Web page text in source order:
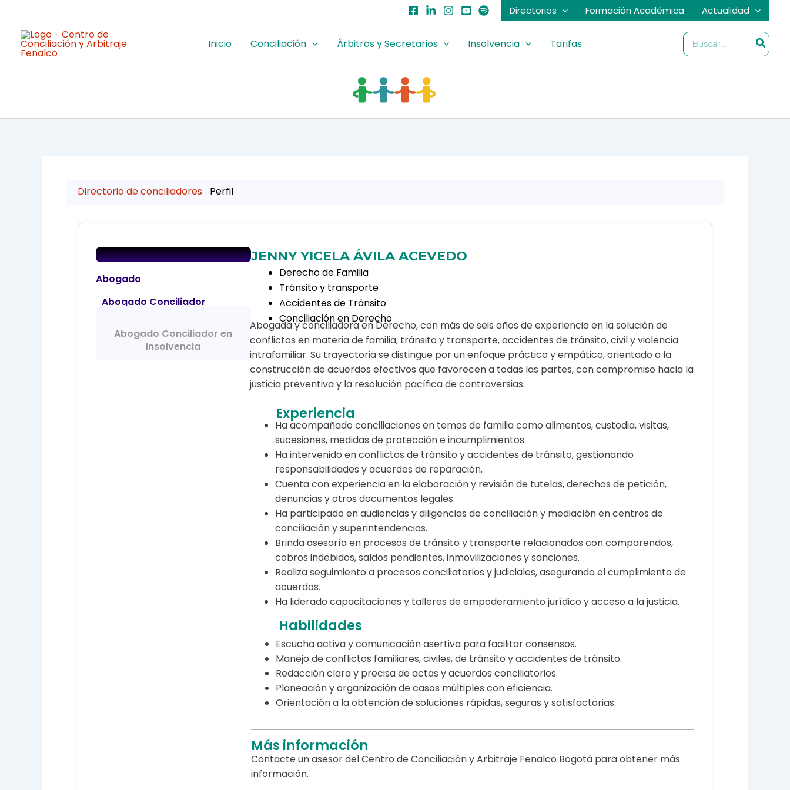
contenido
Directorios Formación Académica Actualidad
Inicio Conciliación Árbitros y Secretarios Insolvencia Tarifas
Buscar
por:
Directorio de conciliadores Perfil
Abogado
Abogado Conciliador
Abogado Conciliador en
Insolvencia
JENNY YICELA ÁVILA ACEVEDO
Derecho de Familia
Tránsito y transporte
Accidentes de Tránsito
Conciliación en Derecho
Abogada y conciliadora en Derecho, con más de seis años de experiencia en la solución de
conflictos en materia de familia, tránsito y transporte, accidentes de tránsito, civil y violencia
intrafamiliar. Su trayectoria se distingue por un enfoque práctico y empático, orientado a la
construcción de acuerdos efectivos que favorecen a todas las partes, con compromiso hacia la
justicia preventiva y la resolución pacífica de controversias.
Experiencia
Ha acompañado conciliaciones en temas de familia como alimentos, custodia, visitas,
sucesiones, medidas de protección e incumplimientos.
Ha intervenido en conflictos de tránsito y accidentes de tránsito, gestionando
responsabilidades y acuerdos de reparación.
Cuenta con experiencia en la elaboración y revisión de tutelas, derechos de petición,
denuncias y otros documentos legales.
Ha participado en audiencias y diligencias de conciliación y mediación en centros de
conciliación y superintendencias.
Brinda asesoría en procesos de tránsito y transporte relacionados con comparendos,
cobros indebidos, saldos pendientes, inmovilizaciones y sanciones.
Realiza seguimiento a procesos conciliatorios y judiciales, asegurando el cumplimiento de
acuerdos.
Ha liderado capacitaciones y talleres de empoderamiento jurídico y acceso a la justicia.
Habilidades
Escucha activa y comunicación asertiva para facilitar consensos.
Manejo de conflictos familiares, civiles, de tránsito y accidentes de tránsito.
Redacción clara y precisa de actas y acuerdos conciliatorios.
Planeación y organización de casos múltiples con eficiencia.
Orientación a la obtención de soluciones rápidas, seguras y satisfactorias.
Más información
Contacte un asesor del Centro de Conciliación y Arbitraje Fenalco Bogotá para obtener más
información.